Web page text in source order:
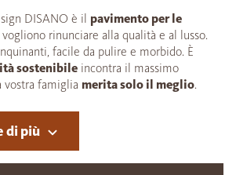
DISANO è il pavimento per le
rinunciare alla qualità e al lusso.
facile da pulire e morbido. È
sostenibile incontra il massimo
vostra famiglia merita solo il meglio.
di più